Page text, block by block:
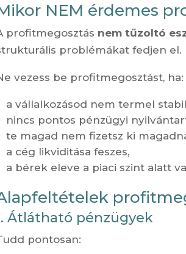
NEM érdemes
profitmegosztás nem tűzoltó
problémákat fedjen el.
vezess be profitmegosztást, ha:
a vállalkozásod nem termel
nincs pontos pénzügyi
te magad nem fizetsz ki
a cég likviditása feszes,
a bérek eleve a piaci szint alatt
Átlátható pénzügyek
pontosan: